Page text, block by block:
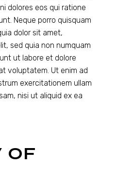
dolores eos qui ratione
Neque porro quisquam
dolor sit amet,
sed quia non numquam
ut labore et dolore
voluptatem. Ut enim ad
exercitationem ullam
nisi ut aliquid ex ea
OF